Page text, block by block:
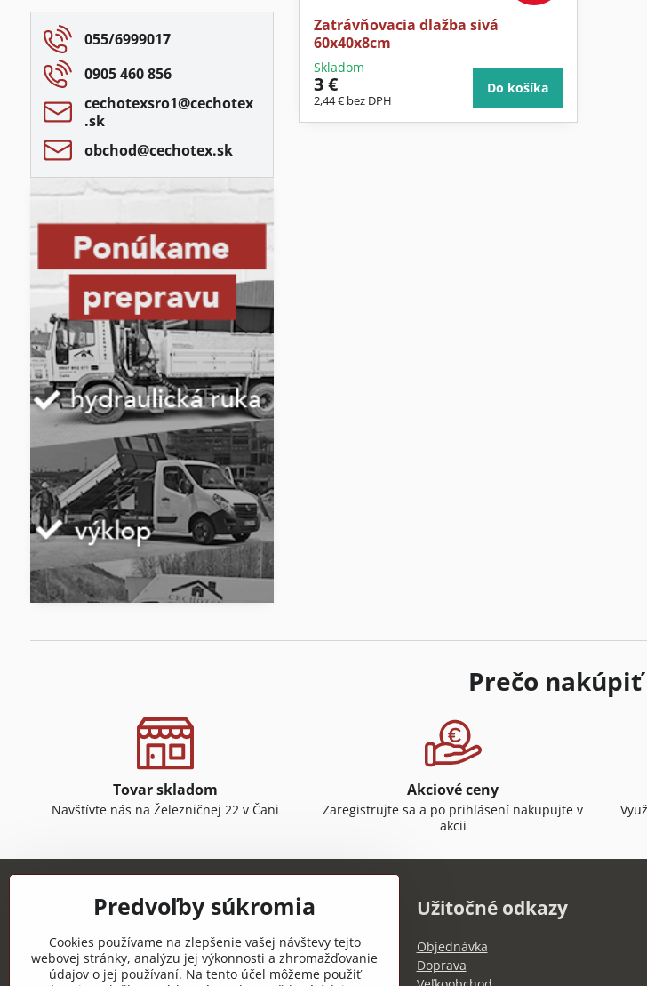
Zatrávňovacia dlažba sivá
60x40x8cm
Skladom
3 €
2,44 € bez DPH
Do košíka
055/6999017
0905 460 856
cechotexsro1​@cechotex​
.sk
obchod​@cechotex​.sk
Prečo nakúpiť
Tovar skladom
Navštívte nás na Železničnej 22 v Čani
Akciové ceny
Zaregistrujte sa a po prihlásení nakupujte v
akcii
Užitočné odkazy
Objednávka
Doprava
Predvoľby súkromia
Cookies používame na zlepšenie vašej návštevy tejto
webovej stránky, analýzu jej výkonnosti a zhromažďovanie
údajov o jej používaní. Na tento účel môžeme použiť